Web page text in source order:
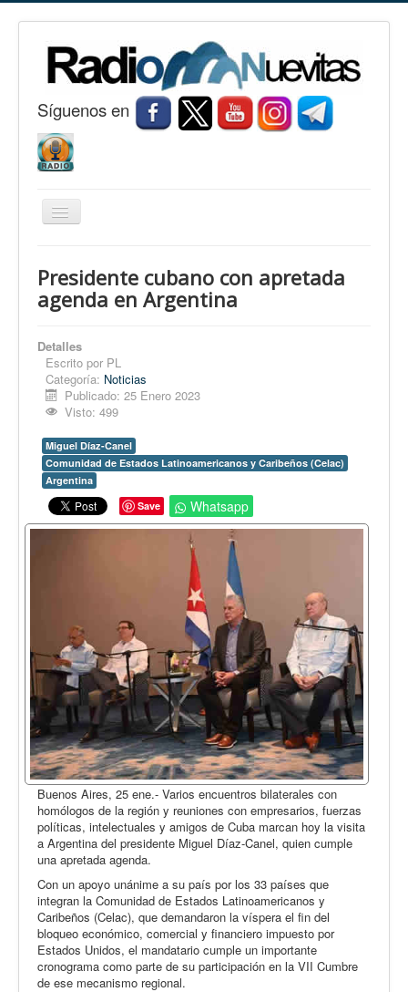
Síguenos en
Cambiar
Nuevitas
Conozca Nuevitas
Fotorreportaje
Opinión
En audio
Medio Ambiente
Ciencia, tecnología y curiosidades
Desempolvando la historia
Presidente cubano con apretada
agenda en Argentina
Detalles
Escrito por PL
Categoría: Noticias
Publicado: 25 Enero 2023
Visto: 499
Miguel Díaz-Canel
Comunidad de Estados Latinoamericanos y Caribeños (Celac)
Argentina
Save
Whatsapp
Buenos Aires, 25 ene.- Varios encuentros bilaterales con
homólogos de la región y reuniones con empresarios, fuerzas
políticas, intelectuales y amigos de Cuba marcan hoy la visita
a Argentina del presidente Miguel Díaz-Canel, quien cumple
una apretada agenda.
Con un apoyo unánime a su país por los 33 países que
integran la Comunidad de Estados Latinoamericanos y
Caribeños (Celac), que demandaron la víspera el fin del
bloqueo económico, comercial y financiero impuesto por
Estados Unidos, el mandatario cumple un importante
cronograma como parte de su participación en la VII Cumbre
de ese mecanismo regional.